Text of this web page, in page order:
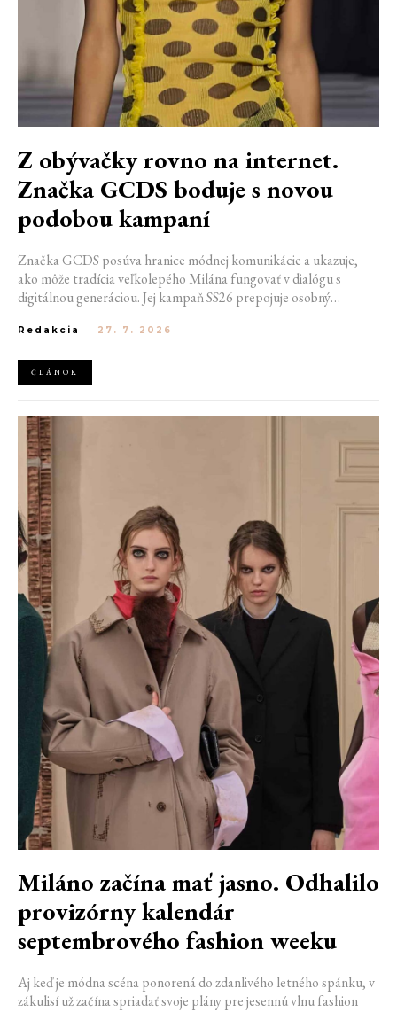
Z obývačky rovno na internet.
Značka GCDS boduje s novou
podobou kampaní
Značka GCDS posúva hranice módnej komunikácie a ukazuje,
ako môže tradícia veľkolepého Milána fungovať v dialógu s
digitálnou generáciou. Jej kampaň SS26 prepojuje osobný
spôsob, akým dnes módu vnímame a zdieľame. Zároveň
trendy a vytvárať autentické spojenie medzi módou, digitálnym
prostredím a každodenným životom mladej generácie.
Redakcia - 27. 7. 2026
ČLÁNOK
Miláno začína mať jasno. Odhalilo
provizórny kalendár
septembrového fashion weeku
Aj keď je módna scéna ponorená do zdanlivého letného spánku, v
zákulisí už začína spriadať svoje plány pre jesennú vlnu fashion